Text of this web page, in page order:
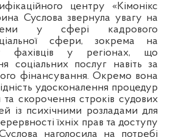
центру «Кімонікс
Суслова звернула увагу на
у сфері кадрового
сфери, зокрема на
фахівців у регіонах, що
соціальних послуг навіть за
фінансування. Окремо вона
удосконалення процедур
та скорочення строків судових
із психічними розладами для
їхніх прав та доступу
наголосила на потребі